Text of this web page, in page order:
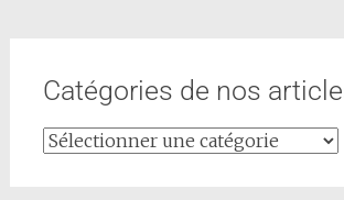
Catégories de nos